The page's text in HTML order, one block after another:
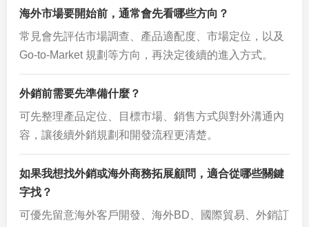
海外市場要開始前，通常會先看哪些方向？
常見會先評估市場調查、產品適配度、市場定位，以及
Go-to-Market 規劃等方向，再決定後續的進入方式。
外銷前需要先準備什麼？
可先整理產品定位、目標市場、銷售方式與對外溝通內
容，讓後續外銷規劃和開發流程更清楚。
如果我想找外銷或海外商務拓展顧問，適合從哪些關鍵
字找？
可優先留意海外客戶開發、海外BD、國際貿易、外銷訂